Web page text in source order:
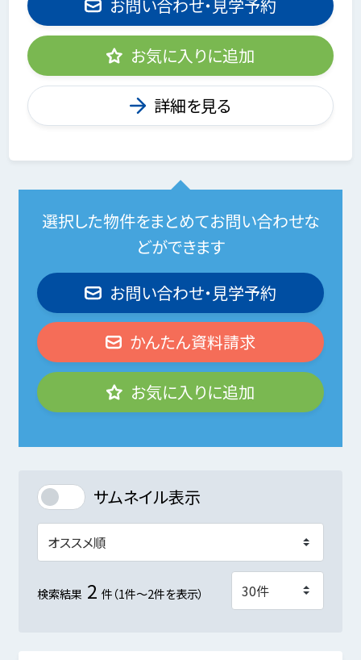
お問い合わせ・見学予約
お気に入りに追加
詳細を見る
選択した物件をまとめてお問い合わせな
どができます
お問い合わせ・見学予約
かんたん資料請求
お気に入りに追加
サムネイル表示
検索結果 2 件（1件～2件を表示）